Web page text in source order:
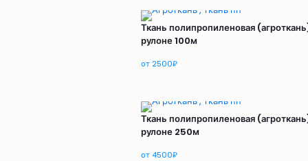
Ткань полипропиленовая
рулоне 100м
от 2500₽
Ткань полипропиленовая
рулоне 250м
от 4500₽